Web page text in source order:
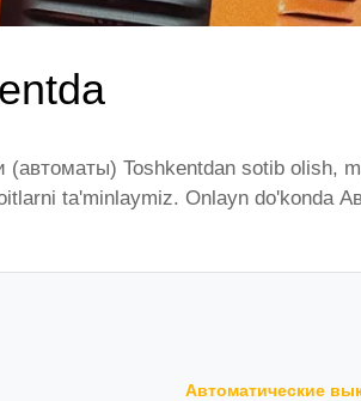
Toshkentdan sotib olish,
ta'minlaymiz. Onlayn do'konda
taqdim etilgan bo'lib, ularning
Автоматические